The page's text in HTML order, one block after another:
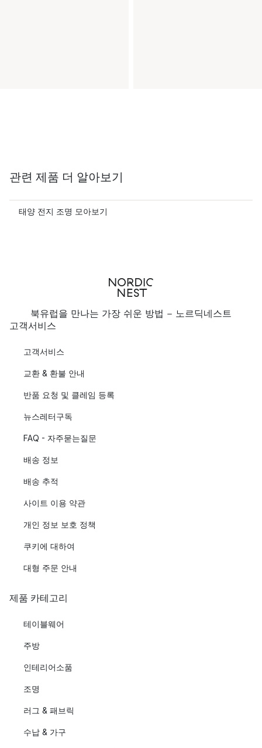
관련 제품 더 알아보기
태양 전지 조명 모아보기
북유럽을 만나는 가장 쉬운 방법 - 노르딕네스트
고객서비스
고객서비스
교환 & 환불 안내
반품 요청 및 클레임 등록
뉴스레터구독
FAQ - 자주묻는질문
배송 정보
배송 추적
사이트 이용 약관
개인 정보 보호 정책
쿠키에 대하여
대형 주문 안내
제품 카테고리
테이블웨어
주방
인테리어소품
조명
러그 & 패브릭
수납 & 가구